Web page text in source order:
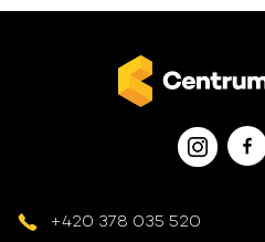
+420 378 035 520